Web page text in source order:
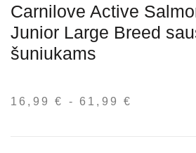
Carnilove Active
Junior Large Breed
šuniukams
16,99€ - 61,99€